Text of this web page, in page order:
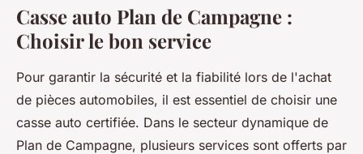
Casse auto Plan de Campagne :
Choisir le bon service
Pour garantir la sécurité et la fiabilité lors de l'achat
de pièces automobiles, il est essentiel de choisir une
casse auto certifiée. Dans le secteur dynamique de
Plan de Campagne, plusieurs services sont offerts par